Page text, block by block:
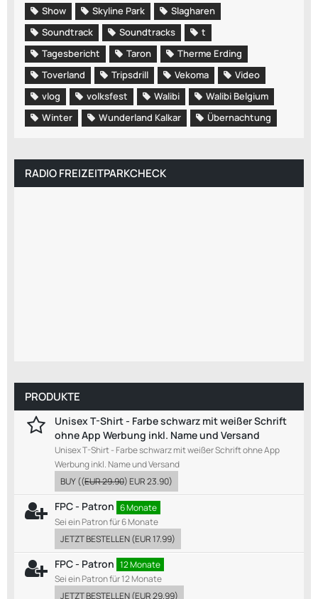
Show
Skyline Park
Slagharen
Soundtrack
Soundtracks
t
Tagesbericht
Taron
Therme Erding
Toverland
Tripsdrill Vekoma
Video
vlog
volksfest Walibi
Walibi Belgium
Winter
Wunderland Kalkar Übernachtung
RADIO FREIZEITPARKCHECK
PRODUKTE
Unisex T-Shirt - Farbe schwarz mit weißer Schrift
ohne App Werbung inkl. Name und Versand
Unisex T-Shirt - Farbe schwarz mit weißer Schrift ohne App
Werbung inkl. Name und Versand
BUY((EUR 29.90)EUR 23.90)
FPC - Patron 6 Monate
Sei ein Patron für 6 Monate
JETZT BESTELLEN(EUR 17.99)
FPC - Patron 12 Monate
Sei ein Patron für 12 Monate
JETZT BESTELLEN(EUR 29.99)